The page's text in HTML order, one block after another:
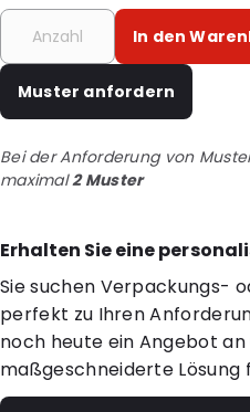
In den
Muster anfordern
Bei der Anforderung von
maximal2 Muster
Erhalten Sie eine
Sie suchen Verpackungs-
perfekt zu Ihren
noch heute ein Angebot an
maßgeschneiderte Lösung